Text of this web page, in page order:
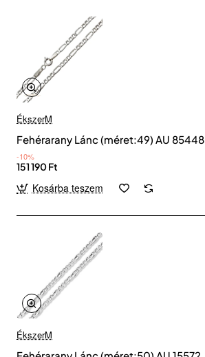
ÉkszerM
Fehérarany Lánc (méret:49) AU 85448
-10%
151 190 Ft
Kosárba teszem
ÉkszerM